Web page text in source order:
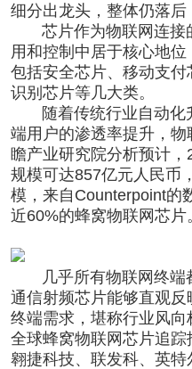
细分出龙头，整体仍落后
芯片作为物联网连接
用和控制中居于核心地
包括安全芯片、移动支付
识别芯片等几大类。
随着传统行业自动化
端用户的渗透率提升，
瞻产业研究院分析预计
规模可达857亿元人民币
模，来自Counterpoint的
近60%的蜂窝物联网芯片
几乎所有物联网终端
通信射频芯片能够直观
终端需求，堪称行业风
全球蜂窝物联网芯片追踪
翱捷科技、联发科、英